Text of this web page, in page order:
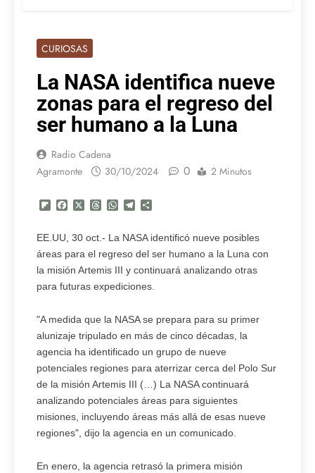
CURIOSAS
La NASA identifica nueve
zonas para el regreso del
ser humano a la Luna
Radio Cadena
Agramonte
30/10/2024 0 2 Minutos
Flipboard
FacebookThreadsWhatsApp
Telegram
EE.UU, 30 oct.- La NASA identificó nueve posibles
áreas para el regreso del ser humano a la Luna con
la misión Artemis III y continuará analizando otras
para futuras expediciones.
"A medida que la NASA se prepara para su primer
alunizaje tripulado en más de cinco décadas, la
agencia ha identificado un grupo de nueve
potenciales regiones para aterrizar cerca del Polo Sur
de la misión Artemis III (…) La NASA continuará
analizando potenciales áreas para siguientes
misiones, incluyendo áreas más allá de esas nueve
regiones", dijo la agencia en un comunicado.
En enero, la agencia retrasó la primera misión